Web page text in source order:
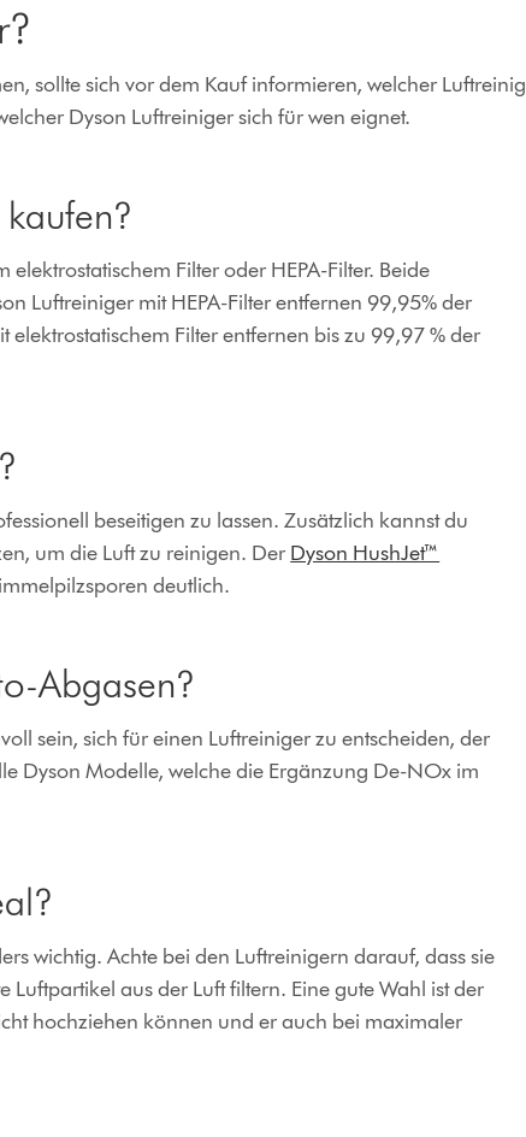
sollte sich vor dem Kauf informieren, welcher
Dyson Luftreiniger sich für wen eignet.
Filter oder HEPA-Filter. Beide
Luftreiniger mit HEPA-Filter entfernen 99,95% der
elektrostatischem Filter entfernen bis zu 99,97 % der
beseitigen zu lassen. Zusätzlich kannst du
um die Luft zu reinigen. Der Dyson HushJet™
deutlich.
Abgasen?
sein, sich für einen Luftreiniger zu entscheiden, der
Dyson Modelle, welche die Ergänzung De-NOx im
wichtig. Achte bei den Luftreinigern darauf, dass sie
aus der Luft filtern. Eine gute Wahl ist der
hochziehen können und er auch bei maximaler